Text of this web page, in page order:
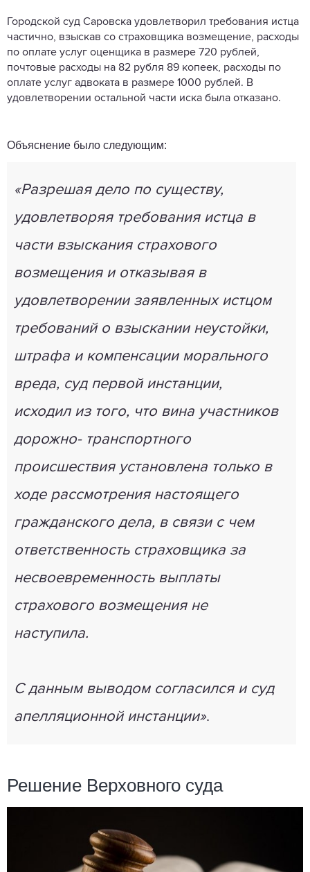
Городской суд Саровска удовлетворил требования истца
частично, взыскав со страховщика возмещение, расходы
по оплате услуг оценщика в размере 720 рублей,
почтовые расходы на 82 рубля 89 копеек, расходы по
оплате услуг адвоката в размере 1000 рублей. В
удовлетворении остальной части иска была отказано.
Объяснение было следующим:
«Разрешая дело по существу,
удовлетворяя требования истца в
части взыскания страхового
возмещения и отказывая в
удовлетворении заявленных истцом
требований о взыскании неустойки,
штрафа и компенсации морального
вреда, суд первой инстанции,
исходил из того, что вина участников
дорожно- транспортного
происшествия установлена только в
ходе рассмотрения настоящего
гражданского дела, в связи с чем
ответственность страховщика за
несвоевременность выплаты
страхового возмещения не
наступила.
С данным выводом согласился и суд
апелляционной инстанции».
Решение Верховного суда